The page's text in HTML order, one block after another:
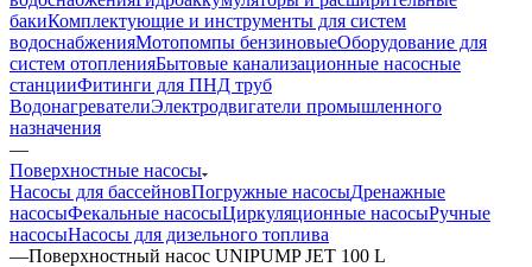
бакиКомплектующие и инструменты для систем
водоснабженияМотопомпы бензиновыеОборудование для
систем отопленияБытовые канализационные насосные
станцииФитинги для ПНД труб
ВодонагревателиЭлектродвигатели промышленного
назначения
—
Поверхностные насосы
Насосы для бассейновПогружные насосыДренажные
насосыФекальные насосыЦиркуляционные насосыРучные
насосыНасосы для дизельного топлива
—Поверхностный насос UNIPUMP JET 100 L